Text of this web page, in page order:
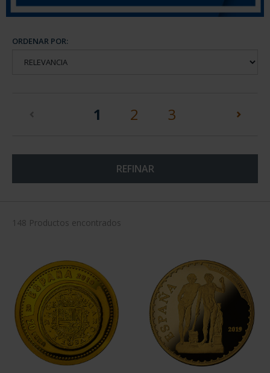
ORDENAR POR:
1 (current)
2 3
REFINAR
148 Productos encontrados